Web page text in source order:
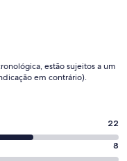
estão sujeitos a um
em contrário).
22
8